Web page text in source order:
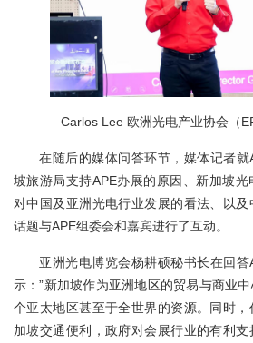
Carlos Lee 欧洲光电产业协会（
在随后的媒体问答环节，媒体记者就
坡旅游局支持APE办展的原因 、新加坡
对中国及亚洲光电行业发展的看法、以
话题与APE组委会和嘉宾进行了互动。
亚洲光电博览会杨耕硕秘书长在回
示：”新加坡作为亚洲地区的贸易与商业
个亚太地区甚至于全世界的资源。同时
加坡交通便利，政府对会展行业的有利支